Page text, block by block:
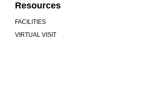
Resources
FACILITIES
VIRTUAL VISIT